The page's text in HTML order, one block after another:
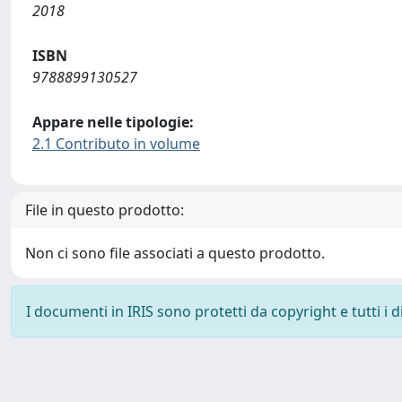
2018
ISBN
9788899130527
Appare nelle tipologie:
2.1 Contributo in volume
File in questo prodotto:
Non ci sono file associati a questo prodotto.
I documenti in IRIS sono protetti da copyright e tutti i